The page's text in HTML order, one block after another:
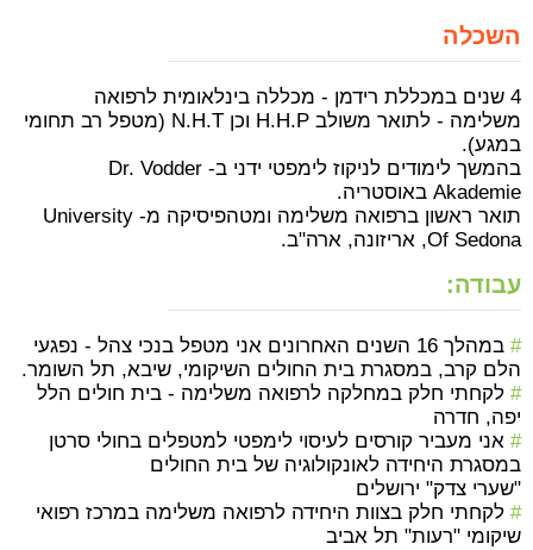
השכלה
4 שנים
במכללת רידמן - מכללה בינלאומית לרפואה
משלימה
- לתואר משולב H.H.P וכן N.H.T (מטפל רב תחומי
במגע).
בהמשך לימודים לניקוז לימפטי ידני ב- Dr. Vodder
Akademie באוסטריה.
תואר ראשון ברפואה משלימה ומטהפיסיקה מ- University
Of Sedona, אריזונה, ארה"ב.
עבודה:
#
במהלך 16 השנים האחרונים אני מטפל בנכי צהל - נפגעי
הלם קרב, במסגרת בית החולים השיקומי, שיבא, תל השומר.
# לקחתי חלק במחלקה לרפואה משלימה - בית חולים הלל
יפה, חדרה
# אני מעביר קורסים לעיסוי לימפטי למטפלים בחולי סרטן
במסגרת היחידה לאונקולוגיה של בית החולים
"שערי צדק" ירושלים
# לקחתי חלק בצוות היחידה לרפואה משלימה במרכז רפואי
שיקומי "רעות" תל אביב